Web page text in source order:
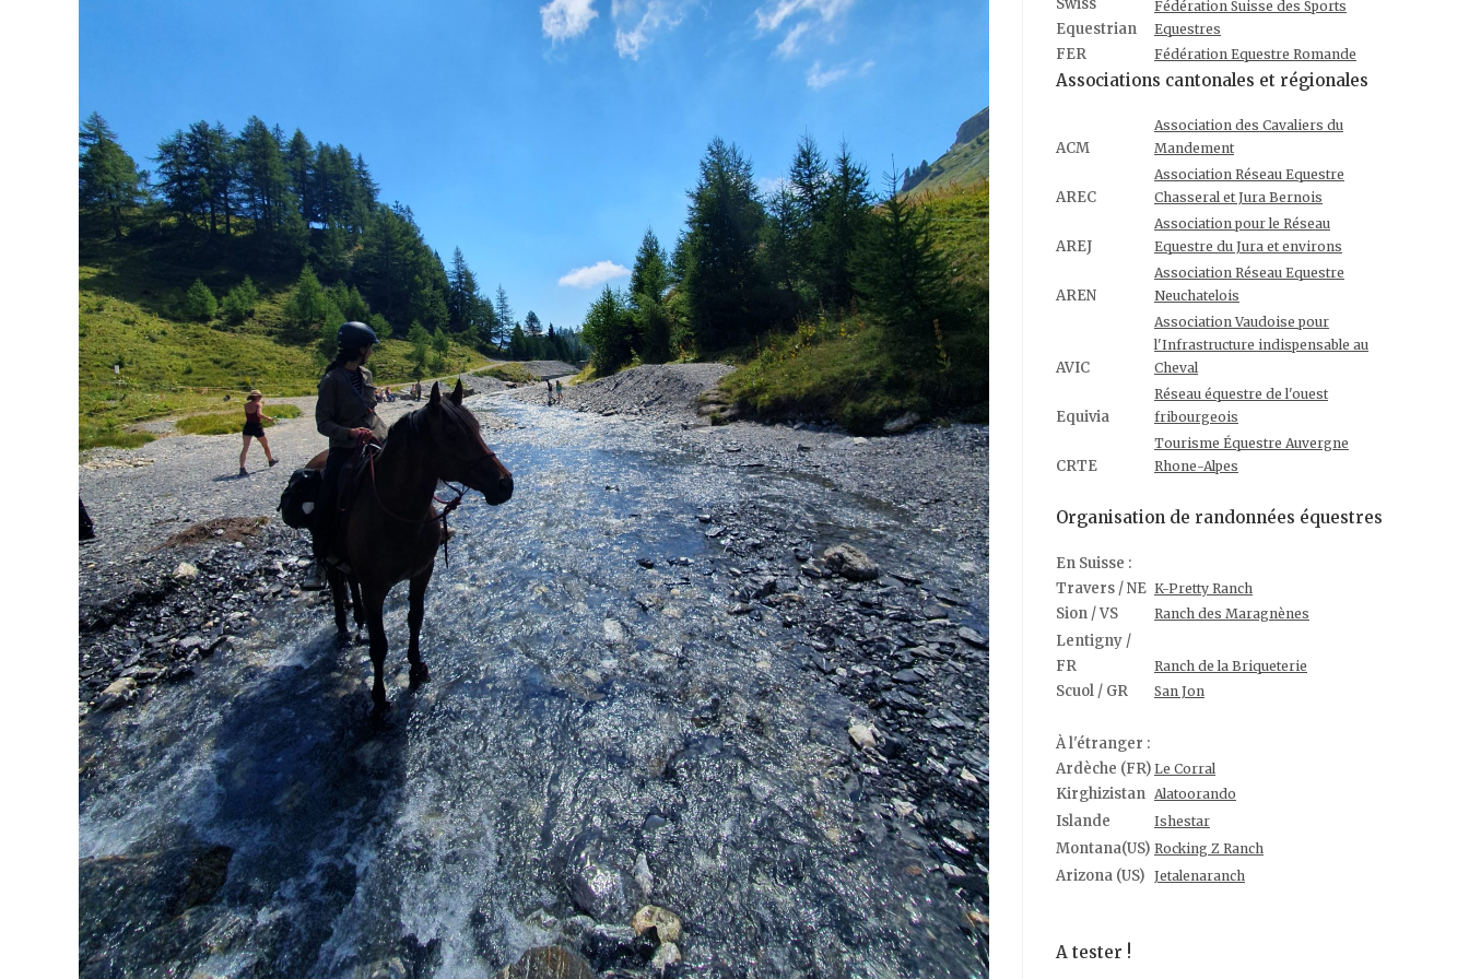
Swiss
Equestrian
Fédération Suisse des Sports
Equestres
FER Fédération Equestre Romande
Associations cantonales et régionales
ACM
Association des Cavaliers du
Mandement
AREC
Association Réseau Equestre
Chasseral et Jura Bernois
AREJ
Association pour le Réseau
Equestre du Jura et environs
AREN
Association Réseau Equestre
Neuchatelois
AVIC
Association Vaudoise pour
l'Infrastructure indispensable au
Cheval
Equivia
Réseau équestre de l'ouest
fribourgeois
CRTE
Tourisme Équestre Auvergne
Rhone-Alpes
Organisation de randonnées équestres
En Suisse :
Travers / NE K-Pretty Ranch
Sion / VS Ranch des Maragnènes
Lentigny /
FR
Ranch de la Briqueterie
Scuol / GR San Jon
À l'étranger :
Ardèche (FR) Le Corral
Kirghizistan Alatoorando
Islande Ishestar
Montana(US) Rocking Z Ranch
Arizona (US) Jetalenaranch
A tester !